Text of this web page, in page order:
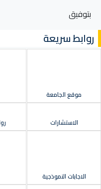
بتوفيق
روابط سريعة
موقع الجامعة
الاستشارات
الاجابات النموذجية